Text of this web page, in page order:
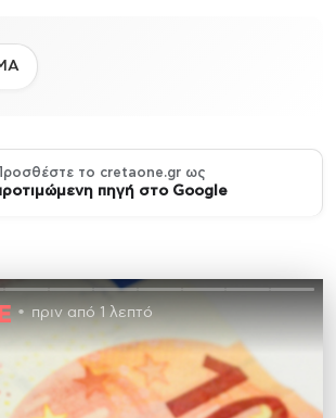
το cretaone.gr ως
πηγή στο Google
πριν από 1 λεπτό